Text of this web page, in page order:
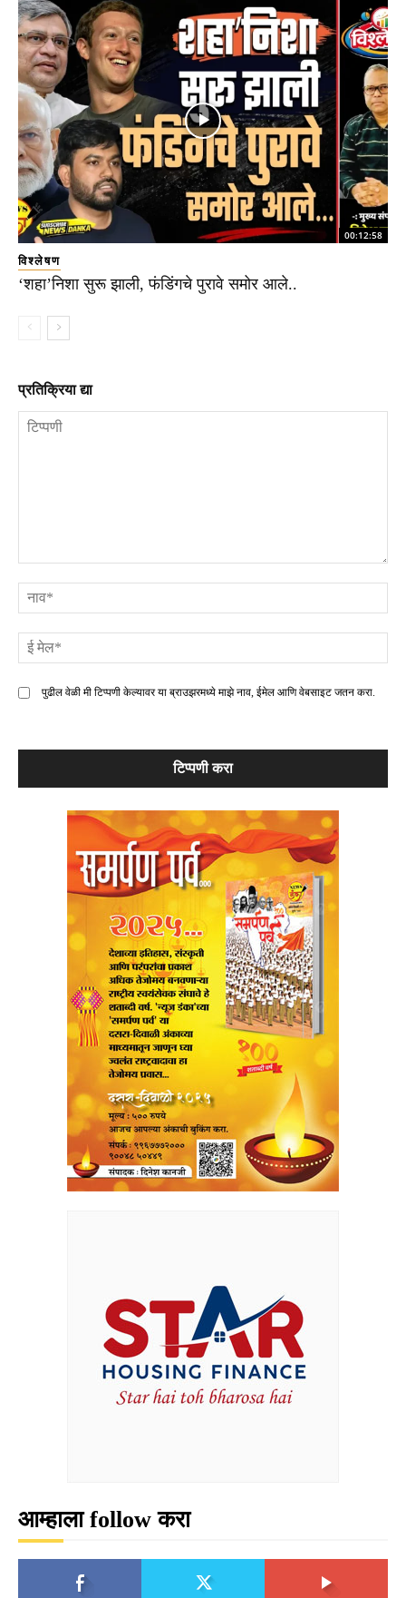
00:12:58
विश्लेषण
‘शहा’निशा सुरू झाली, फंडिंगचे पुरावे समोर आले..
प्रतिक्रिया द्या
पुढील वेळी मी टिप्पणी केल्यावर या ब्राउझरमध्ये माझे नाव, ईमेल आणि वेबसाइट जतन करा.
आम्हाला follow करा